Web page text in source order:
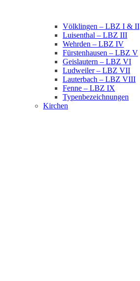
Völklingen – LBZ I & II
Luisenthal – LBZ III
Wehrden – LBZ IV
Fürstenhausen – LBZ V
Geislautern – LBZ VI
Ludweiler – LBZ VII
Lauterbach – LBZ VIII
Fenne – LBZ IX
Typenbezeichnungen
Kirchen